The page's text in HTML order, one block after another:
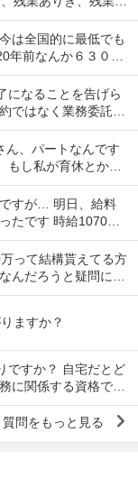
も多く...
は全国的に最低でも
年前なんか６３０円
になることを告げら
ではなく業務委託契
どの制...
、パートなんです
し私が育休とか持
の収入だけ...
すが… 明日、給料
たです 時給1070円
って結構貰えてる方
んだろうと疑問に思
ますか？
ですか？ 自宅だとど
に関係する資格で
ーンを...
質問をもっと見る